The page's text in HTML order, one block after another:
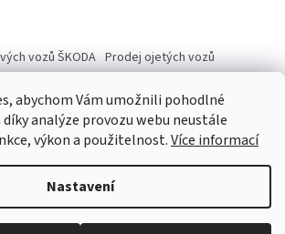
abychom Vám umožnili pohodlné
analýze provozu webu neustále
výkon a použitelnost.Více informací
Nastavení
vozů ŠKODA Prodej ojetých vozů
. Všechna práva vyhrazena.